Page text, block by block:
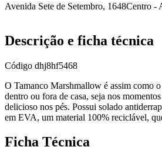
Avenida Sete de Setembro, 1648Centro -
Descrição e ficha técnica
Código dhj8hf5468
O Tamanco Marshmallow é assim como
dentro ou fora de casa, seja nos
delicioso nos pés. Possui solado
em EVA, um material 100% reciclável,
Ficha Técnica